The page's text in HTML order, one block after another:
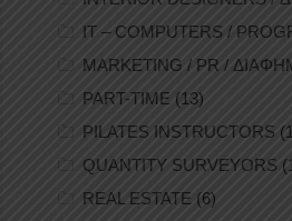
IT – COMPUTERS /
MARKETING / PR /
PART-TIME (13)
PILATES INSTRUCTORS
QUANTITY SURVEYORS
REAL ESTATE (6)